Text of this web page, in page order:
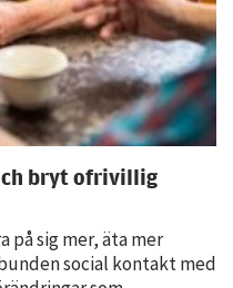
bryt ofrivillig
på sig mer, äta mer
social kontakt med
från
hemsidan.
Marknadsföring
Genom att dela
med dig av dina
beteende när du
surfar ökar du
chansen att få se